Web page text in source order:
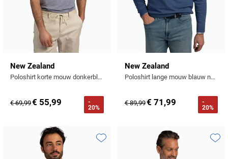
William Lockie
Alle Merken
New Zealand
Poloshirt korte mouw donkerblauw printje
€ 69,99€ 55,99
-
20%
New Zealand
Poloshirt lange mouw blauw normale fit 3 knoopjes
€ 89,99€ 71,99
-
20%
Toevoegen aan favorieten